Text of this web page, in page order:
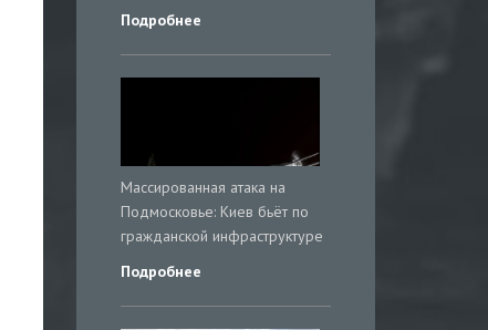
Подробнее
Массированная атака на
Подмосковье: Киев бьёт по
гражданской инфраструктуре
Подробнее